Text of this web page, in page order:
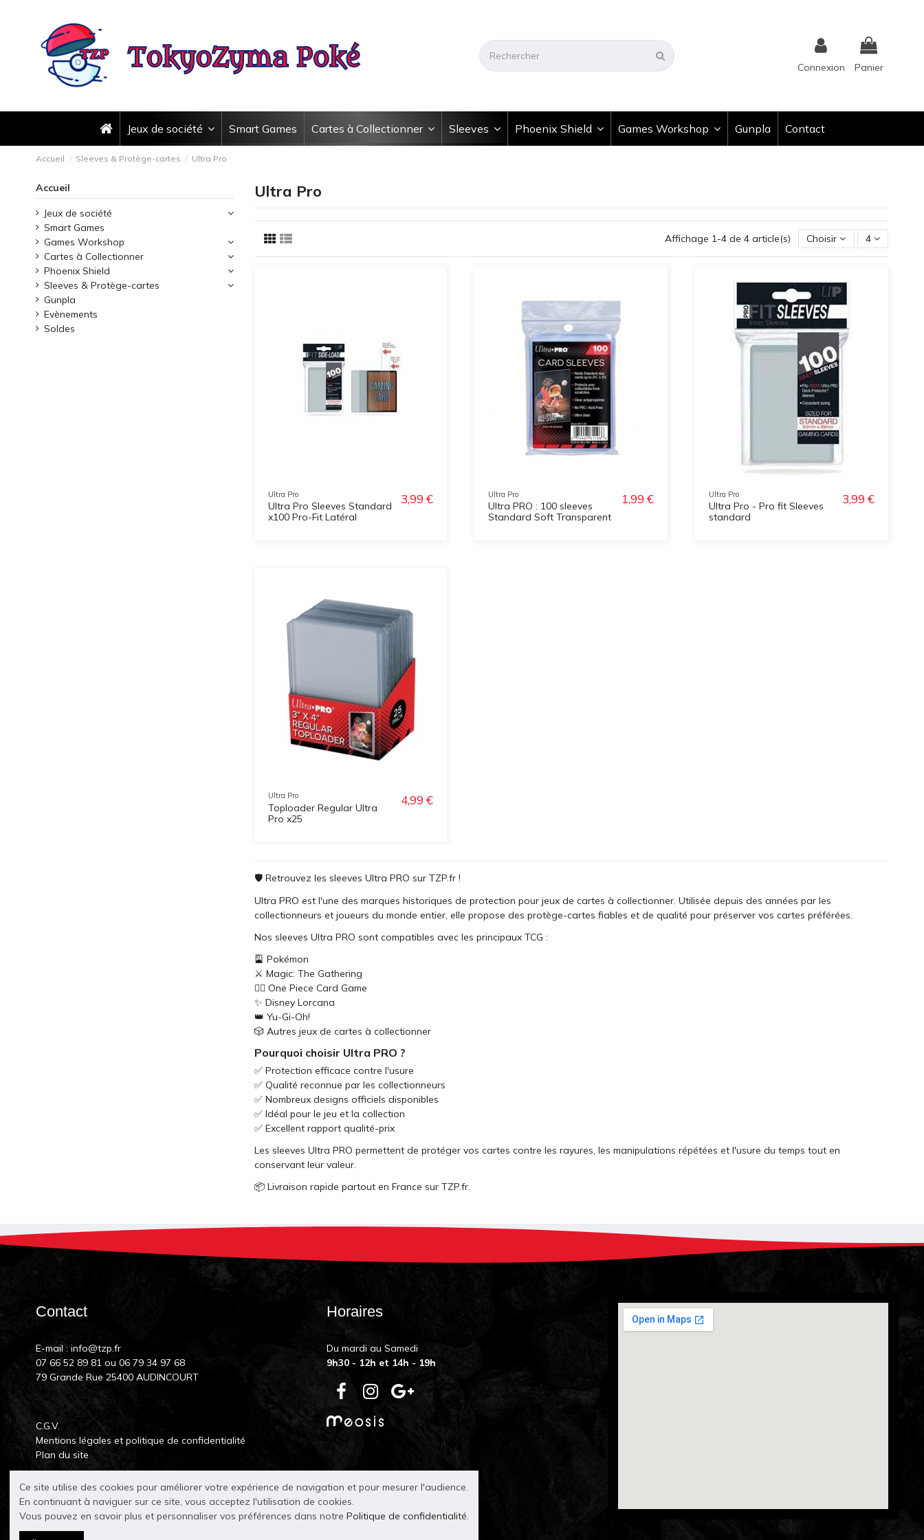
Connexion Panier
Jeux de société Smart Games Cartes à Collectionner Sleeves Phoenix Shield Games Workshop Gunpla Contact
Accueil Sleeves & Protège-cartes Ultra Pro
Ultra Pro
Affichage 1-4 de 4 article(s) Choisir 4
Ultra Pro
Ultra Pro Sleeves Standard
x100 Pro-Fit Latéral
3,99 € Ultra Pro
Ultra PRO : 100 sleeves
Standard Soft Transparent
1,99 € Ultra Pro
Ultra Pro - Pro fit Sleeves
standard
3,99 €
Ultra Pro
Toploader Regular Ultra
Pro x25
4,99 €
🛡️ Retrouvez les sleeves Ultra PRO sur TZP.fr !
Ultra PRO est l'une des marques historiques de protection pour jeux de cartes à collectionner. Utilisée depuis des années par les
collectionneurs et joueurs du monde entier, elle propose des protège-cartes fiables et de qualité pour préserver vos cartes préférées.
Nos sleeves Ultra PRO sont compatibles avec les principaux TCG :
🎴 Pokémon
⚔️ Magic: The Gathering
🏴‍☠️ One Piece Card Game
✨ Disney Lorcana
👑 Yu-Gi-Oh!
🎲 Autres jeux de cartes à collectionner
Pourquoi choisir Ultra PRO ?
✅ Protection efficace contre l'usure
✅ Qualité reconnue par les collectionneurs
✅ Nombreux designs officiels disponibles
✅ Idéal pour le jeu et la collection
✅ Excellent rapport qualité-prix
Les sleeves Ultra PRO permettent de protéger vos cartes contre les rayures, les manipulations répétées et l'usure du temps tout en
conservant leur valeur.
📦 Livraison rapide partout en France sur TZP.fr.
Accueil
Jeux de société
Smart Games
Games Workshop
Cartes à Collectionner
Phoenix Shield
Sleeves & Protège-cartes
Gunpla
Evènements
Soldes
Contact
E-mail : info@tzp.fr
07 66 52 89 81 ou 06 79 34 97 68
79 Grande Rue 25400 AUDINCOURT
C.G.V.
Mentions légales et politique de confidentialité
Plan du site
Horaires
Du mardi au Samedi
9h30 - 12h et 14h - 19h
Ce site utilise des cookies pour améliorer votre expérience de navigation et pour mesurer l'audience.
En continuant à naviguer sur ce site, vous acceptez l'utilisation de cookies.
Vous pouvez en savoir plus et personnaliser vos préférences dans notre Politique de confidentialité.